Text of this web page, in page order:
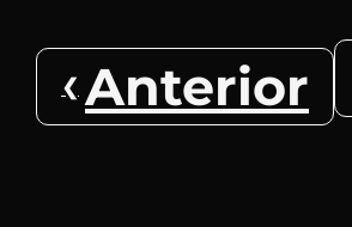
Anterior